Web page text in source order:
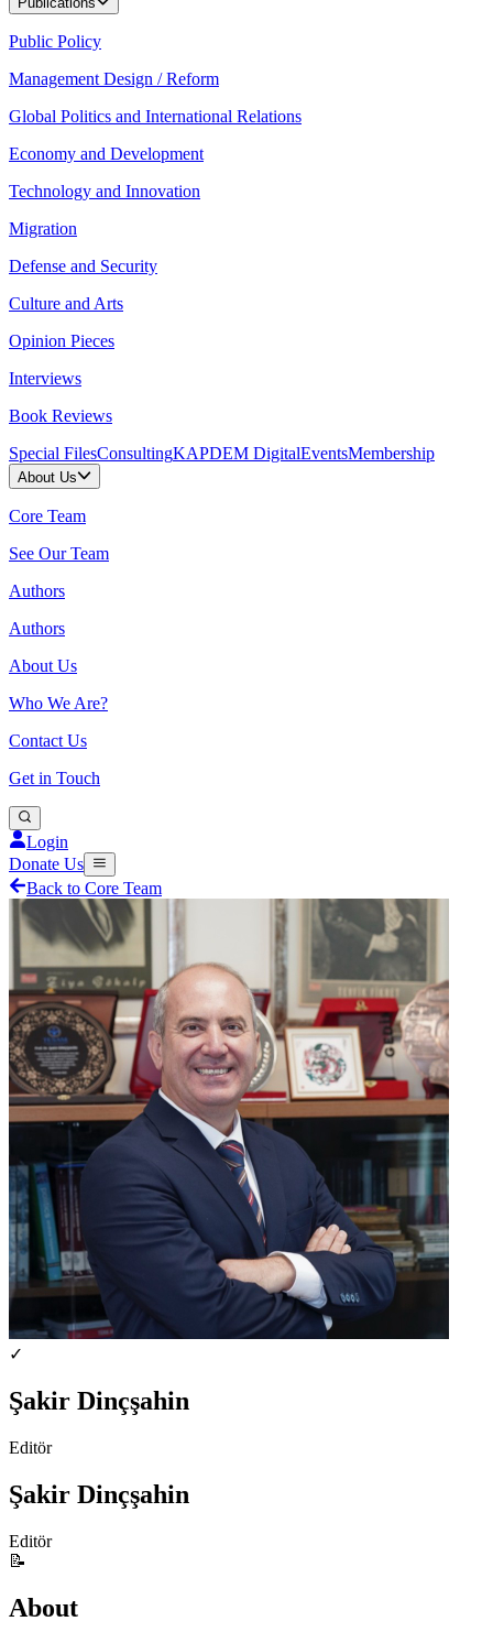
Public Policy
Management Design / Reform
Global Politics and International Relations
Economy and Development
Technology and Innovation
Migration
Defense and Security
Culture and Arts
Opinion Pieces
Interviews
Book Reviews
Special FilesConsultingKAPDEM DigitalEventsMembership
About Us
Core Team
See Our Team
Authors
Authors
About Us
Who We Are?
Contact Us
Get in Touch
Login
Donate Us
Back to Core Team
✓
Şakir Dinçşahin
Editör
Şakir Dinçşahin
Editör
📝
About